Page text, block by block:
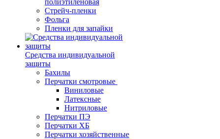
полиэтиленовая
Стрейч-пленки
Фольга
Пленки для запайки
Средства индивидуальной
защиты
Бахилы
Перчатки смотровые
Виниловые
Латексные
Нитриловые
Перчатки ПЭ
Перчатки ХБ
Перчатки хозяйственные